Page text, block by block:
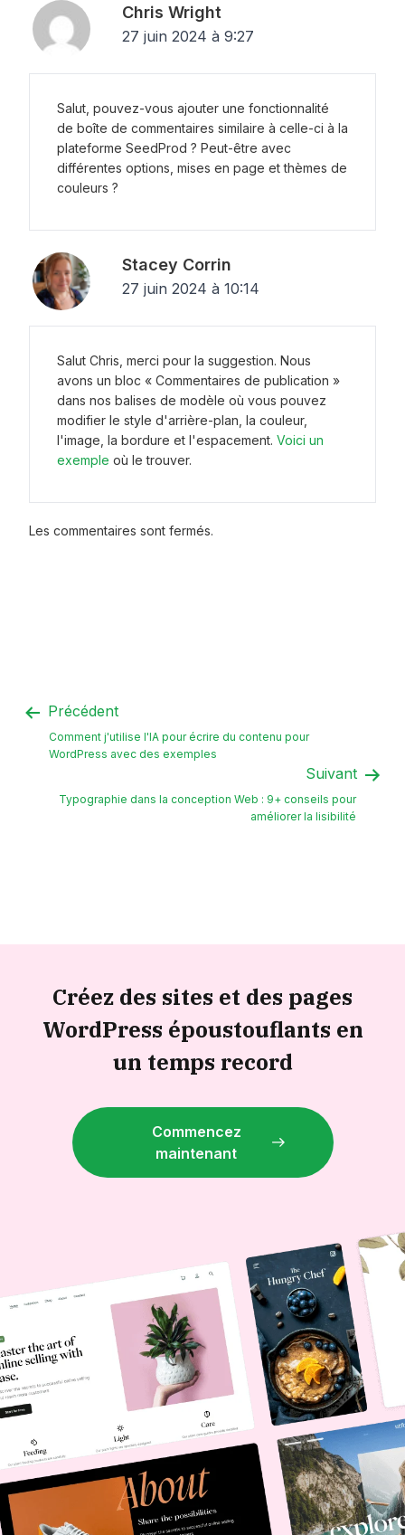
Chris Wright
27 juin 2024 à 9:27
Salut, pouvez-vous ajouter une fonctionnalité
de boîte de commentaires similaire à celle-ci à la
plateforme SeedProd ? Peut-être avec
différentes options, mises en page et thèmes de
couleurs ?
Stacey Corrin
27 juin 2024 à 10:14
Salut Chris, merci pour la suggestion. Nous
avons un bloc « Commentaires de publication »
dans nos balises de modèle où vous pouvez
modifier le style d'arrière-plan, la couleur,
l'image, la bordure et l'espacement. Voici un
exemple où le trouver.
Les commentaires sont fermés.
Précédent
Comment j'utilise l'IA pour écrire du contenu pour
WordPress avec des exemples
Suivant
Typographie dans la conception Web : 9+ conseils pour
améliorer la lisibilité
Créez des sites et des pages
WordPress époustouflants en
un temps record
Commencez
maintenant